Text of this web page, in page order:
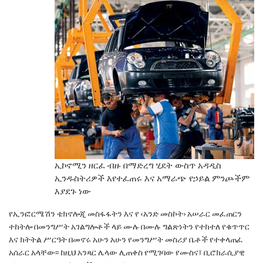
ኢኮኖሚን ዘርፈ ብዙ በማድረግ ሂደት ውስጥ አዳዲስ
ኢንዱስትሪዎች እየተፈጠሩ እና አማራጭ የኃይል ምንጮችም
እያደጉ ነው
የኢንፎርሜሽን ቴክኖሎጂ መስፋፋትን እና የ ‹አንድመስኮት› አሠራር መፈጠርን
ተከትሎ በመንግሥትአገልግሎቶች ላይ ሙሉ በሙሉ ግልጽነትን የተከተለ የቁጥጥር
እና ክትትል ሥርዓት በመኖሩ አሁን አሁን የመንግሥትመስሪያ ቤቶች የተቀላጠፈ
አሰራር አላቸው፡፡ ከዚህ አንጻርሌላው ሊጠቀስ የሚገባው የሙስና፤ ቢሮክራሲያዊ